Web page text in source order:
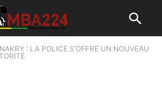
: LA POLICE S’OFFRE UN NOUVEAU